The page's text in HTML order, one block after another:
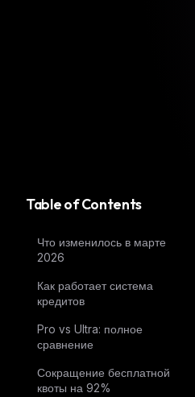
Table of Contents
Что изменилось в марте
2026
Как работает система
кредитов
Pro vs Ultra: полное
сравнение
Сокращение бесплатной
квоты на 92%